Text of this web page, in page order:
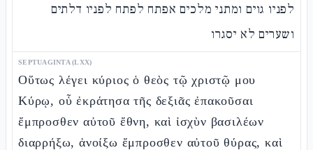
לפניו גוים ומתני מלכים אפתח לפתח לפניו דלתים
ושערים לא יסגרו
SEPTUAGINTA (LXX)
Οὕτως λέγει κύριος ὁ θεὸς τῷ χριστῷ μου
Κύρῳ, οὗ ἐκράτησα τῆς δεξιᾶς ἐπακοῦσαι
ἔμπροσθεν αὐτοῦ ἔθνη, καὶ ἰσχὺν βασιλέων
διαρρήξω, ἀνοίξω ἔμπροσθεν αὐτοῦ θύρας, καὶ